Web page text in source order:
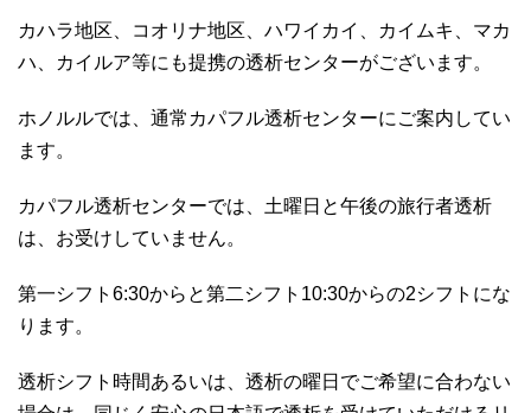
カハラ地区、コオリナ地区、ハワイカイ、カイムキ、マカ
ハ、カイルア等にも提携の透析センターがございます。
ホノルルでは、通常カパフル透析センターにご案内してい
ます。
カパフル透析センターでは、土曜日と午後の旅行者透析
は、お受けしていません。
第一シフト6:30からと第二シフト10:30からの2シフトにな
ります。
透析シフト時間あるいは、透析の曜日でご希望に合わない